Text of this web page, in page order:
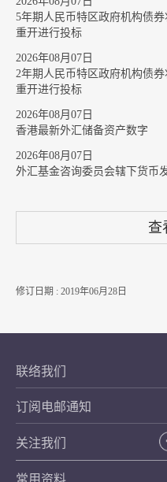
5年期人民币特区政府机构债
重开进行投标
2026年08月07日
2年期人民币特区政府机构债
重开进行投标
2026年08月07日
香港最新外汇储备资产数字
2026年08月07日
外汇基金咨询委员会辖下货币
查
修订日期 : 2019年06月28日
联络我们
订阅电邮通知
关注我们
常用资料